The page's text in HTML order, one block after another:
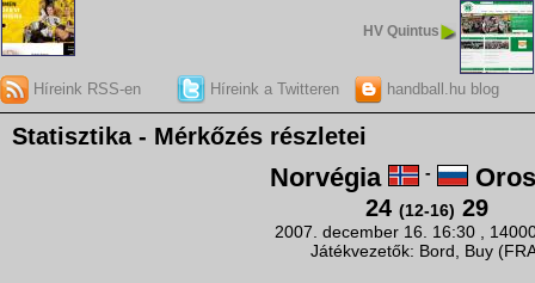
HV Quintus
Híreink RSS-en Híreink a Twitteren handball.hu blog
Statisztika - Mérkőzés részletei
Norvégia -
24 (12-16) 29
2007. december 16. 16:30 ,
Játékvezetők: Bord, Buy